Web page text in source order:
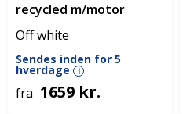
recycled m/motor
Off white
Sendes inden for 5
hverdage i
fra 1659 kr.